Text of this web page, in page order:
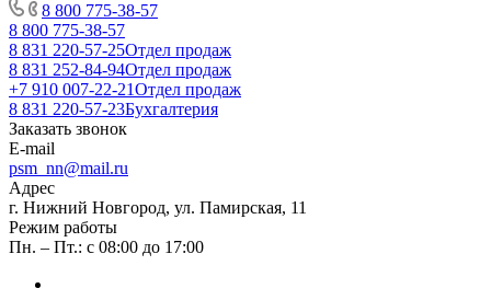
8 800 775-38-57
8 800 775-38-57
8 831 220-57-25Отдел продаж
8 831 252-84-94Отдел продаж
+7 910 007-22-21Отдел продаж
8 831 220-57-23Бухгалтерия
Заказать звонок
E-mail
psm_nn@mail.ru
Адрес
г. Нижний Новгород, ул. Памирская, 11
Режим работы
Пн. – Пт.: с 08:00 до 17:00